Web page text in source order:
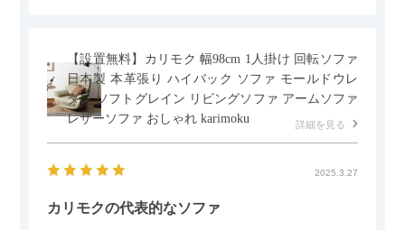
【設置無料】カリモク 幅98cm 1人掛け 回転ソファ
日本製 本革張り ハイバック ソファ モールドウレ
タン ソフトグレイン リビングソファ アームソファ
レザーソファ おしゃれ karimoku
詳細を見る
2025.3.27
カリモクの代表的なソファ